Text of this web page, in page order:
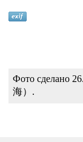
Фото сделано
海）.